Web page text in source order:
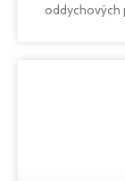
oddychových